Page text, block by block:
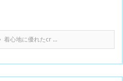
着心地に優れたcr ...